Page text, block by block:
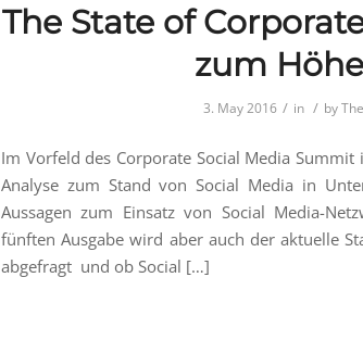
The State of
zum
3. May 2016 / in / by
Im Vorfeld des Corporate Social Media
Analyse zum Stand von Social Media in
Aussagen zum Einsatz von Social Media-
fünften Ausgabe wird aber auch der aktuelle
abgefragt und ob Social […]